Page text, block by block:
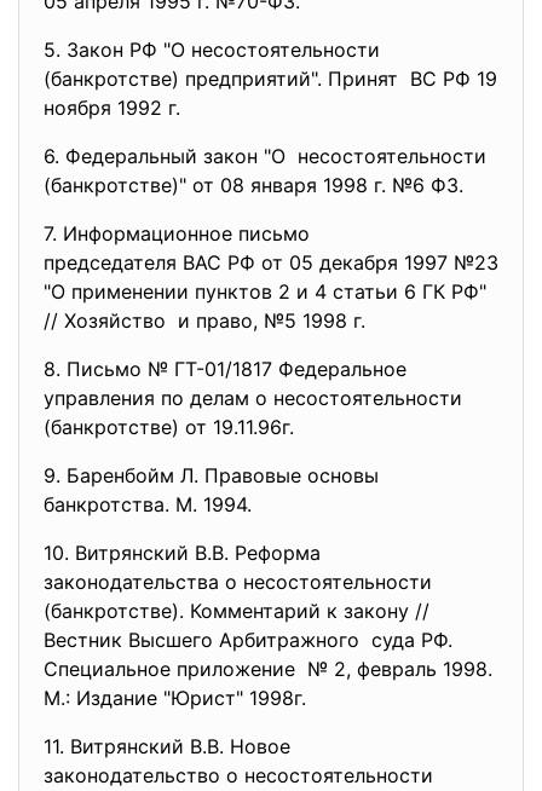
5. Закон РФ "О несостоятельности
(банкротстве) предприятий". Принят ВС РФ 19
ноября 1992 г.
6. Федеральный закон "О несостоятельности
(банкротстве)" от 08 января 1998 г. №6 ФЗ.
7. Информационное письмо
председателя ВАС РФ от 05 декабря 1997 №23
"О применении пунктов 2 и 4 статьи 6 ГК РФ"
// Хозяйство и право, №5 1998 г.
8. Письмо № ГТ-01/1817 Федеральное
управления по делам о несостоятельности
(банкротстве) от 19.11.96г.
9. Баренбойм Л. Правовые основы
банкротства. М. 1994.
10. Витрянский В.В. Реформа
законодательства о несостоятельности
(банкротстве). Комментарий к закону //
Вестник Высшего Арбитражного суда РФ.
Специальное приложение № 2, февраль 1998.
М.: Издание "Юрист" 1998г.
11. Витрянский В.В. Новое
законодательство о несостоятельности